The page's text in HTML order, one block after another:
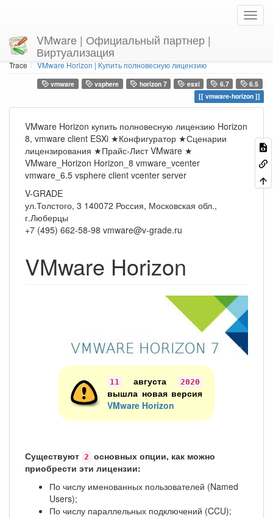
VMware | Официальный партнер |
Виртуализация
You are here
Home
Trace
VMware Horizon | Купить полновесную лицензию
vmware vsphere horizon 7 esxi 6.7
6.5
vmware-horizon
VMware Horizon купить полновесную лицензию Horizon
8, vmware client ESXi ★Конфигуратор ★Сценарии
лицензирования ★Прайс-Лист VMware ★
VMware_Horizon Horizon_8 vmware_vcenter
vmware_6.5 vsphere client vcenter server
V-GRADE
ул.Толстого, 3 140072 Россия, Московская обл.,
г.Люберцы
+7 (495) 662-58-98 vmware@v-grade.ru
VMware Horizon
11 августа 2020
вышла новая версия
VMware Horizon
Существуют 2 основных опции, как можно
приобрести эти лицензии:
По числу именованных пользователей (Named
Users);
По числу параллельных подключений (CCU);